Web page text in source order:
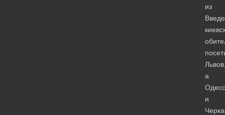
из
а
и